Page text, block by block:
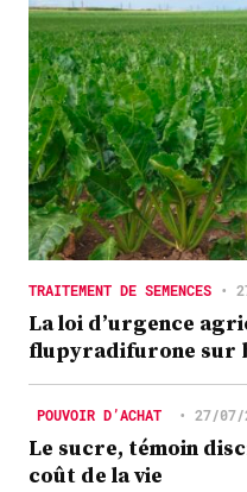
TRAITEMENT DE SEMENCES •
La loi d’urgence
flupyradifurone sur
POUVOIR D’ACHAT • 27/07/
Le sucre, témoin
coût de la vie